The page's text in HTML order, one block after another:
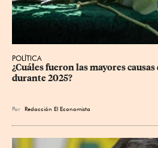
POLÍTICA
¿Cuáles fueron las mayores
durante 2025?
Por Redacción El Economista